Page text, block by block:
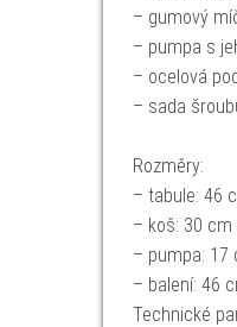
– gumový
– pumpa s
– ocelová
– sada
Rozměry:
– tabule: 46
– koš: 30
– pumpa: 17
– balení: 46
Technické